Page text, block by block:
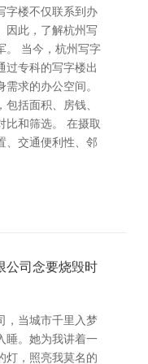
字楼不仅联系到办
因此，了解杭州写
。 当今，杭州写字
过专科的写字楼出
求的办公空间。
括面积、房钱、
比和筛选。 在摄取
、交通便利性、邻
公司念要烧毁时
，当城市千里入梦
睡。她为我讲着一
灯，照亮我莫名的